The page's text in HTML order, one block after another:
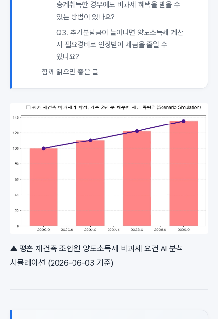
승계취득한 경우에도 비과세 혜택을 받을 수
있는 방법이 있나요?
Q3. 추가분담금이 늘어나면 양도소득세 계산
시 필요경비로 인정받아 세금을 줄일 수
있나요?
함께 읽으면 좋은 글
▲ 평촌 재건축 조합원 양도소득세 비과세 요건 AI 분석
시뮬레이션 (2026-06-03 기준)